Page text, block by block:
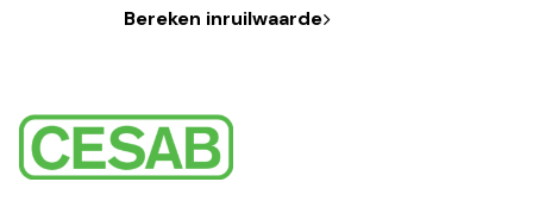
Bereken inruilwaarde